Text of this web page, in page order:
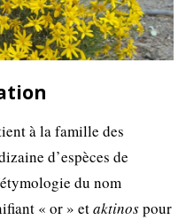
à la famille des
d’espèces de
du nom
« or » etaktinospour